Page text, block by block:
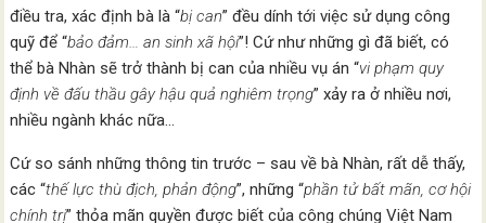
điều tra, xác định bà là “bị can” đều dính tới việc sử dụng công
quỹ để “bảo đảm… an sinh xã hội”! Cứ như những gì đã biết, có
thể bà Nhàn sẽ trở thành bị can của nhiều vụ án “vi phạm quy
định về đấu thầu gây hậu quả nghiêm trọng” xảy ra ở nhiều nơi,
nhiều ngành khác nữa…
Cứ so sánh những thông tin trước – sau về bà Nhàn, rất dễ thấy,
các “thế lực thù địch, phản động”, những “phần tử bất mãn, cơ hội
chính trị” thỏa mãn quyền được biết của công chúng Việt Nam